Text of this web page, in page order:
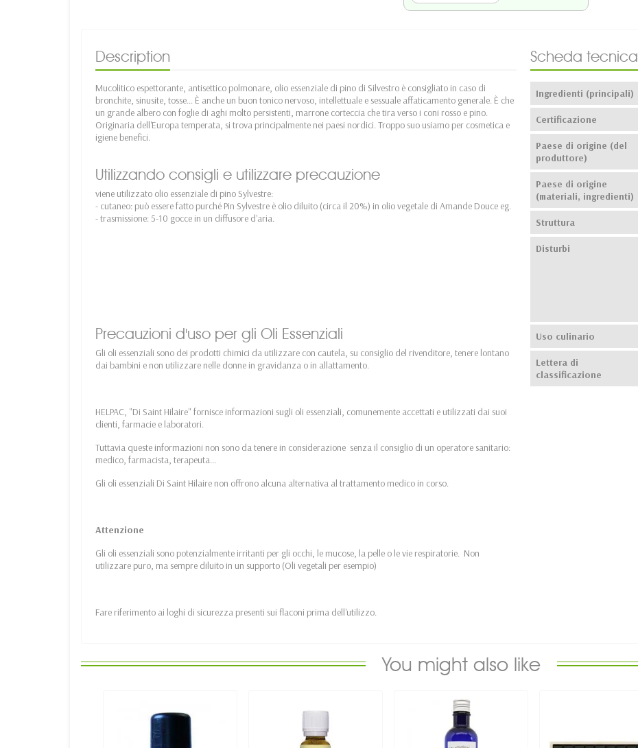
Description
Mucolitico espettorante, antisettico polmonare, olio essenziale di pino di Silvestro è consigliato in caso di
bronchite, sinusite, tosse... È anche un buon tonico nervoso, intellettuale e sessuale affaticamento generale. È che
un grande albero con foglie di aghi molto persistenti, marrone corteccia che tira verso i coni rosso e pino.
Originaria dell'Europa temperata, si trova principalmente nei paesi nordici. Troppo suo usiamo per cosmetica e
igiene benefici.
Utilizzando consigli e utilizzare precauzione
viene utilizzato olio essenziale di pino Sylvestre:
- cutaneo: può essere fatto purché Pin Sylvestre è olio diluito (circa il 20%) in olio vegetale di Amande Douce eg.
- trasmissione: 5-10 gocce in un diffusore d'aria.
Precauzioni d'uso per gli Oli Essenziali
Gli oli essenziali sono dei prodotti chimici da utilizzare con cautela, su consiglio del rivenditore, tenere lontano
dai bambini e non utilizzare nelle donne in gravidanza o in allattamento.
HELPAC, "Di Saint Hilaire" fornisce informazioni sugli oli essenziali, comunemente accettati e utilizzati dai suoi
clienti, farmacie e laboratori.
Tuttavia queste informazioni non sono da tenere in considerazione senza il consiglio di un operatore sanitario:
medico, farmacista, terapeuta...
Gli oli essenziali Di Saint Hilaire non offrono alcuna alternativa al trattamento medico in corso.
Attenzione
Gli oli essenziali sono potenzialmente irritanti per gli occhi, le mucose, la pelle o le vie respiratorie. Non
utilizzare puro, ma sempre diluito in un supporto (Oli vegetali per esempio)
Fare riferimento ai loghi di sicurezza presenti sui flaconi prima dell'utilizzo.
Scheda tecnica
Ingredienti (principali)
Certificazione
Paese di origine (del
produttore)
Paese di origine
(materiali, ingredienti)
Struttura
Disturbi
Uso culinario
Lettera di
classificazione
You might also like